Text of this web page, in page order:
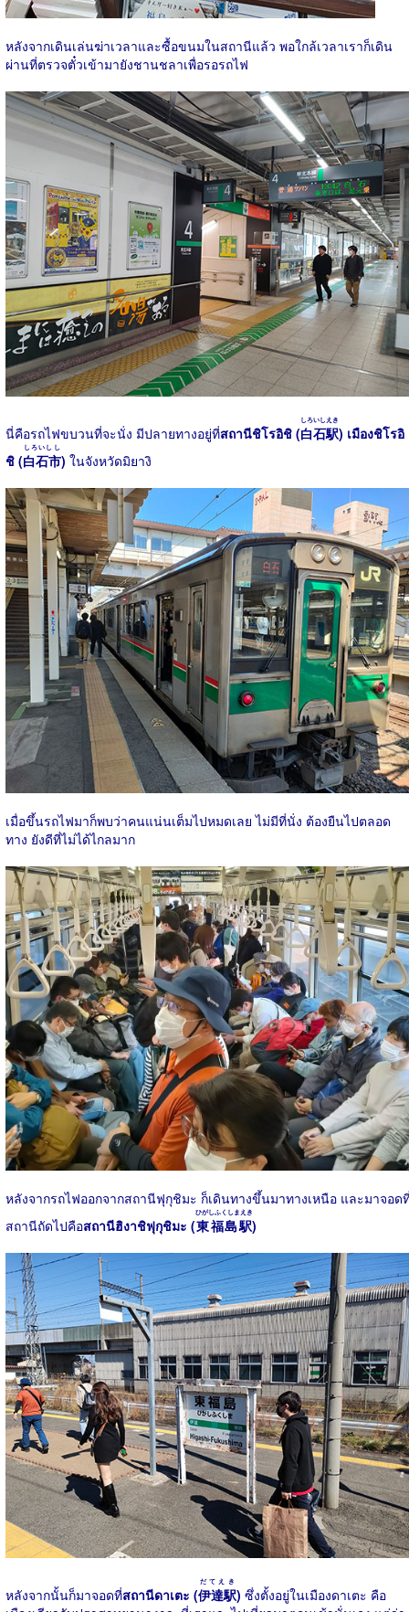
หลังจากเดินเล่นฆ่าเวลาและซื้อขนมในสถานีแล้ว พอใกล้เวลาเราก็เดิน
ผ่านที่ตรวจตั๋วเข้ามายังชานชลาเพื่อรอรถไฟ
นี่คือรถไฟขบวนที่จะนั่ง มีปลายทางอยู่ที่สถานีชิโรอิชิ (白石駅
しろいしえき
) เมืองชิโรอิ
ชิ (白石市
しろいしし
) ในจังหวัดมิยางิ
เมื่อขึ้นรถไฟมาก็พบว่าคนแน่นเต็มไปหมดเลย ไม่มีที่นั่ง ต้องยืนไปตลอด
ทาง ยังดีที่ไม่ได้ไกลมาก
หลังจากรถไฟออกจากสถานีฟุกุชิมะ ก็เดินทางขึ้นมาทางเหนือ และมาจอด
สถานีถัดไปคือสถานีฮิงาชิฟุกุชิมะ (東福島駅
ひがしふくしまえき
)
หลังจากนั้นก็มาจอดที่สถานีดาเตะ (伊達駅
だてえき
) ซึ่งตั้งอยู่ในเมืองดาเตะ คือ